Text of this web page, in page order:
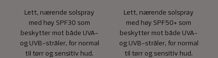
Lett, nærende solspray
med høy SPF30 som
beskytter mot både UVA-
og UVB-stråler, for normal
til tørr og sensitiv hud.
Lett, nærende solspray
med høy SPF50+ som
beskytter mot både UVA-
og UVB-stråler, for normal
til tørr og sensitiv hud.